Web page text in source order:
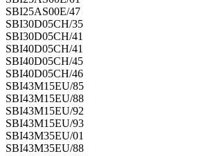
SBI25AS00E/47
SBI30D05CH/35
SBI30D05CH/41
SBI40D05CH/41
SBI40D05CH/45
SBI40D05CH/46
SBI43M15EU/85
SBI43M15EU/88
SBI43M15EU/92
SBI43M15EU/93
SBI43M35EU/01
SBI43M35EU/88